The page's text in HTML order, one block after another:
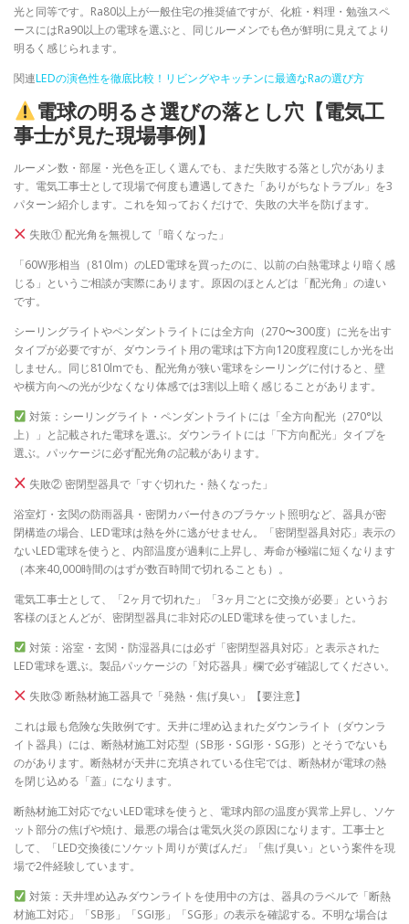
光と同等です。Ra80以上が一般住宅の推奨値ですが、化粧・料理・勉強スペ
ースにはRa90以上の電球を選ぶと、同じルーメンでも色が鮮明に見えてより
明るく感じられます。
関連LEDの演色性を徹底比較！リビングやキッチンに最適なRaの選び方
電球の明るさ選びの落とし穴【電気工
事士が見た現場事例】
ルーメン数・部屋・光色を正しく選んでも、まだ失敗する落とし穴がありま
す。電気工事士として現場で何度も遭遇してきた「ありがちなトラブル」を3
パターン紹介します。これを知っておくだけで、失敗の大半を防げます。
失敗① 配光角を無視して「暗くなった」
「60W形相当（810lm）のLED電球を買ったのに、以前の白熱電球より暗く感
じる」というご相談が実際にあります。原因のほとんどは「配光角」の違い
です。
シーリングライトやペンダントライトには全方向（270〜300度）に光を出す
タイプが必要ですが、ダウンライト用の電球は下方向120度程度にしか光を出
しません。同じ810lmでも、配光角が狭い電球をシーリングに付けると、壁
や横方向への光が少なくなり体感では3割以上暗く感じることがあります。
対策：シーリングライト・ペンダントライトには「全方向配光（270°以
上）」と記載された電球を選ぶ。ダウンライトには「下方向配光」タイプを
選ぶ。パッケージに必ず配光角の記載があります。
失敗② 密閉型器具で「すぐ切れた・熱くなった」
浴室灯・玄関の防雨器具・密閉カバー付きのブラケット照明など、器具が密
閉構造の場合、LED電球は熱を外に逃がせません。「密閉型器具対応」表示の
ないLED電球を使うと、内部温度が過剰に上昇し、寿命が極端に短くなります
（本来40,000時間のはずが数百時間で切れることも）。
電気工事士として、「2ヶ月で切れた」「3ヶ月ごとに交換が必要」というお
客様のほとんどが、密閉型器具に非対応のLED電球を使っていました。
対策：浴室・玄関・防湿器具には必ず「密閉型器具対応」と表示された
LED電球を選ぶ。製品パッケージの「対応器具」欄で必ず確認してください。
失敗③ 断熱材施工器具で「発熱・焦げ臭い」【要注意】
これは最も危険な失敗例です。天井に埋め込まれたダウンライト（ダウンラ
イト器具）には、断熱材施工対応型（SB形・SGI形・SG形）とそうでないも
のがあります。断熱材が天井に充填されている住宅では、断熱材が電球の熱
を閉じ込める「蓋」になります。
断熱材施工対応でないLED電球を使うと、電球内部の温度が異常上昇し、ソケ
ット部分の焦げや焼け、最悪の場合は電気火災の原因になります。工事士と
して、「LED交換後にソケット周りが黄ばんだ」「焦げ臭い」という案件を現
場で2件経験しています。
対策：天井埋め込みダウンライトを使用中の方は、器具のラベルで「断熱
材施工対応」「SB形」「SGI形」「SG形」の表示を確認する。不明な場合は